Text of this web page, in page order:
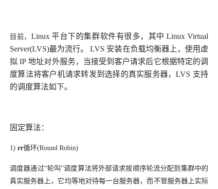
目前， Linux平台下的集群软件有很多，其中Linux Virtual
Server(LVS)最为流行。LVS 安装在负载均衡器上，使用虚
拟IP地址对外服务，当接受到客户请求后它根据特定的调
度算法将客户机请求转发到选择的真实服务器，LVS 支持
的调度算法如下。
固定算法：
1) rr循环(Round Robin)
调度器通过“轮叫”调度算法将外部请求按顺序轮流分配到集群中的
真实服务器上，它均等地对待每一台服务器，而不管服务器上实际